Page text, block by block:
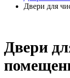
Двери для
Двери